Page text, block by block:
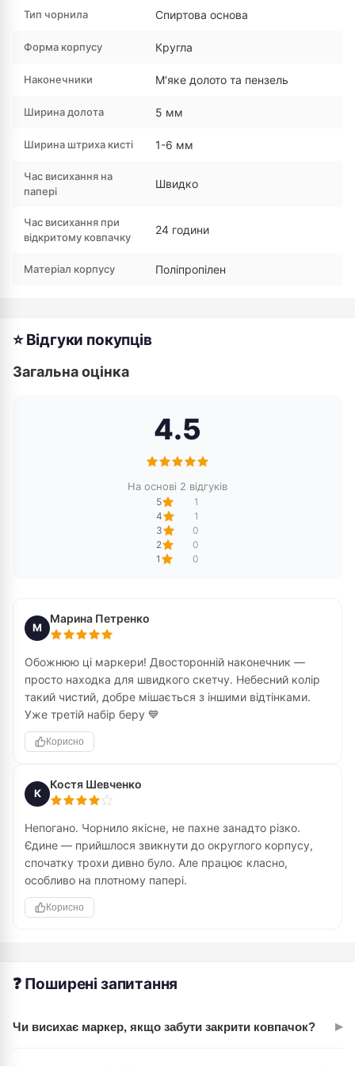
Тип чорнила Спиртова основа
Форма корпусу Кругла
Наконечники М'яке долото та пензель
Ширина долота 5 мм
Ширина штриха кисті 1-6 мм
Час висихання на
папері
Швидко
Час висихання при
відкритому ковпачку
24 години
Матеріал корпусу Поліпропілен
⭐ Відгуки покупців
Загальна оцінка
4.5
На основі 2 відгуків
5
1
4
1
3
0
2
0
1
0
М
Марина Петренко
Обожнюю ці маркери! Двосторонній наконечник —
просто находка для швидкого скетчу. Небесний колір
такий чистий, добре мішається з іншими відтінками.
Уже третій набір беру 💙
Корисно
К
Костя Шевченко
Непогано. Чорнило якісне, не пахне занадто різко.
Єдине — прийшлося звикнути до округлого корпусу,
спочатку трохи дивно було. Але працює класно,
особливо на плотному папері.
Корисно
❓ Поширені запитання
Чи висихає маркер, якщо забути закрити ковпачок? ▸